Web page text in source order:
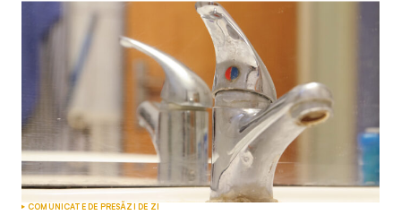
COMUNICATE DE PRESĂZI DE ZI